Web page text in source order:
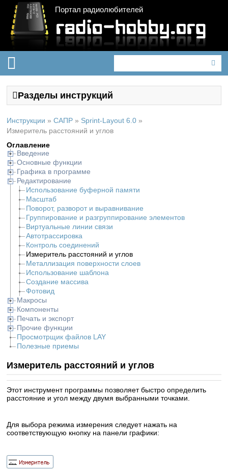
Портал радиолюбителей
Разделы инструкций
Инструкции » САПР » Sprint-Layout 6.0 »
Измеритель расстояний и углов
Оглавление
Введение
Основные функции
Графика в программе
Редактирование
Использование буферной памяти
Масштаб
Поворот, разворот и выравнивание
Группирование и разгруппирование элементов
Виртуальные линии связи
Автотрассировка
Контроль соединений
Измеритель расстояний и углов
Металлизация поверхности слоев
Использование шаблона
Создание массива
Фотовид
Макросы
Компоненты
Печать и экспорт
Прочие функции
Просмотрщик файлов LAY
Полезные приемы
Измеритель расстояний и углов
Этот инструмент программы позволяет быстро определить
расстояние и угол между двумя выбранными точками.
Для выбора режима измерения следует нажать на
соответствующую кнопку на панели графики: